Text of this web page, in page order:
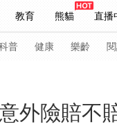
教育 熊貓 直播
熱解讀 天天學習
下載央視影音
普 健康 樂齡
外險賠不